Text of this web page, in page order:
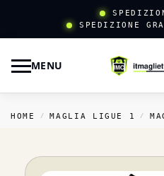
SPEDIZIONE
MENU
HOME / MAGLIA LIGUE 1 /